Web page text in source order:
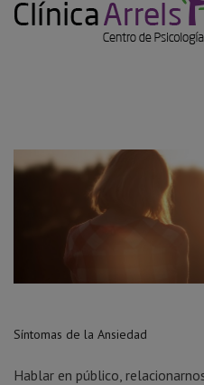
Blog
Síntomas de la Ansiedad
Hablar en público,